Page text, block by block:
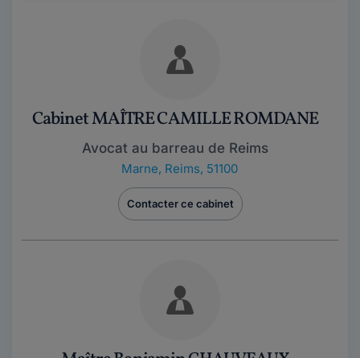
Cabinet MAÎTRE CAMILLE ROMDANE
Avocat au barreau de Reims
Marne, Reims, 51100
Contacter ce cabinet